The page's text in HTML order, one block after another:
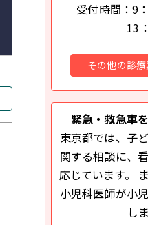
受付時間：9
13：
その他の診
緊急・救急車
東京都では、子
関する相談に、
応じています。
小児科医師が小
し